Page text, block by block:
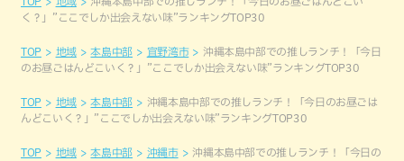
く？」”ここでしか出会えない味”ランキングTOP30
TOP 地域 本島中部 宜野湾市
沖縄本島中部での推しランチ！「今日
のお昼ごはんどこいく？」”ここでしか出会えない味”ランキングTOP30
TOP 地域 本島中部
沖縄本島中部での推しランチ！「今日のお昼ごは
んどこいく？」”ここでしか出会えない味”ランキングTOP30
TOP 地域 本島中部 沖縄市
沖縄本島中部での推しランチ！「今日の